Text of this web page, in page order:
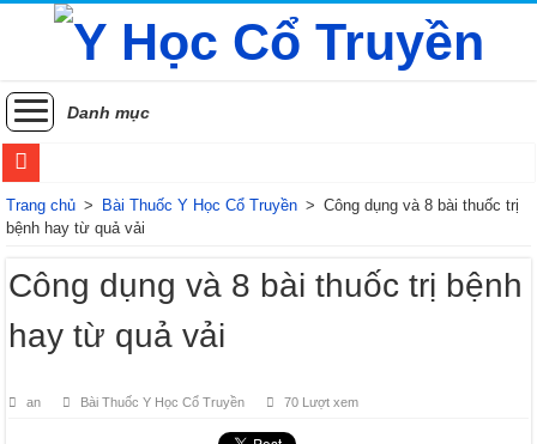
Danh mục
Sử dụng thuốc Đông y như thế nào để đạt hiệu quả điều trị tốt nhất?
Phương pháp điều trị Sốt xuất huyết theo Y học cổ truyền
Các phương pháp điều trị zona thần kinh bằng Đông y
Xuyên khung: Bí ẩn sức khỏe từ thảo dược phương đông
Trang chủ > Bài Thuốc Y Học Cổ Truyền > Công dụng và 8 bài thuốc trị
bệnh hay từ quả vải
Công dụng và 8 bài thuốc trị bệnh
hay từ quả vải
an Bài Thuốc Y Học Cổ Truyền 70 Lượt xem